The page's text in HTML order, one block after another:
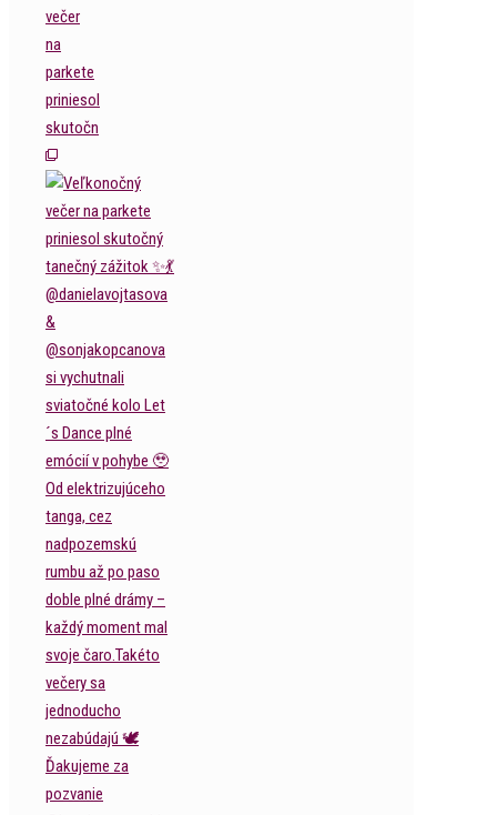
večer
na
parkete
priniesol
skutočn